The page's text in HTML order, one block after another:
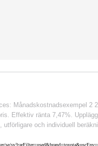
Månadskostnadsexempel
Effektiv ränta 7,47%.
och individuell
se/